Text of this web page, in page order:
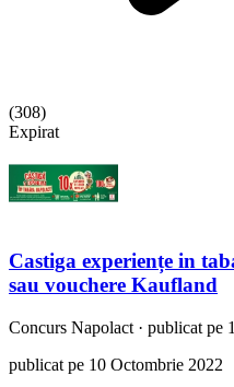
(308)
Expirat
Castiga experiențe in
sau vouchere Kaufland
Concurs Napolact · publicat pe
publicat pe 10 Octombrie 2022